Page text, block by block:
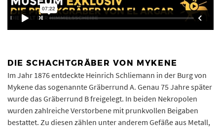
DIE SCHACHTGRÄBER VON MYKENE
Im Jahr 1876 entdeckte Heinrich Schliemann in der Burg von
Mykene das sogenannte Gräberrund A. Genau 75 Jahre später
wurde das Gräberrund B freigelegt. In beiden Nekropolen
wurden zahlreiche Verstorbene mit prunkvollen Beigaben
bestattet. Zu diesen zählen unter anderem Gefäße aus Metall,